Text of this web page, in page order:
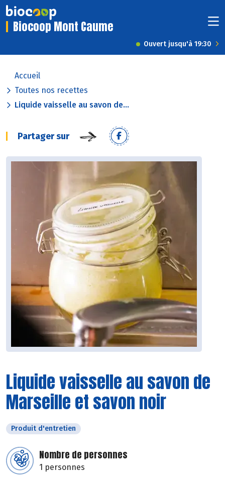
Biocoop Mont Caume
Ouvert jusqu'à 19:30
Accueil
Toutes nos recettes
Liquide vaisselle au savon de...
Partager sur
Liquide vaisselle au savon de
Marseille et savon noir
Produit d'entretien
Nombre de personnes
1 personnes